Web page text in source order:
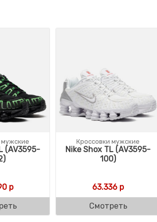
мужские
(AV3595-
р
Кроссовки мужские
Nike Shox TL (AV3595-
100)
63.336 р
Смотреть